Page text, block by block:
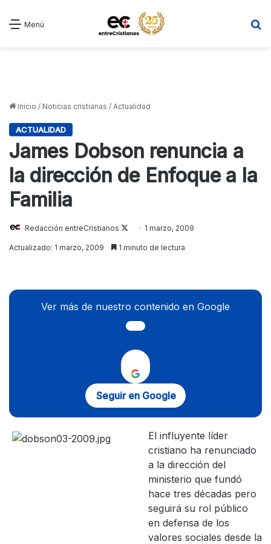
Menú
Inicio / Noticias cristianas / Actualidad
ACTUALIDAD
James Dobson renuncia a
la dirección de Enfoque a la
Familia
Redacción entreCristianos
Follow
on
1 marzo, 2009
Actualizado: 1 marzo, 2009 1 minuto de lectura
Ver más de nuestro contenido en Google
Seguir en Google
El influyente líder
cristiano ha renunciado
a la dirección del
ministerio que fundó
hace tres décadas pero
seguirá su rol público
en defensa de los
valores sociales desde la